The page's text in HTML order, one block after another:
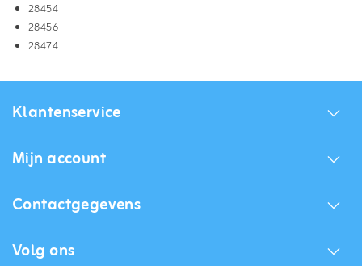
28454
28456
28474
Klantenservice
Mijn account
Contactgegevens
Volg ons